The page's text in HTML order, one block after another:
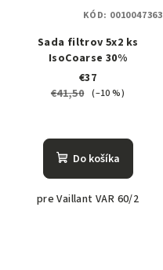
Sada filtrov 5x2 ks
IsoCoarse 30%
€37
€41,50 (–10 %)
Do košíka
pre Vaillant VAR 60/2
KÓD: 0010047363